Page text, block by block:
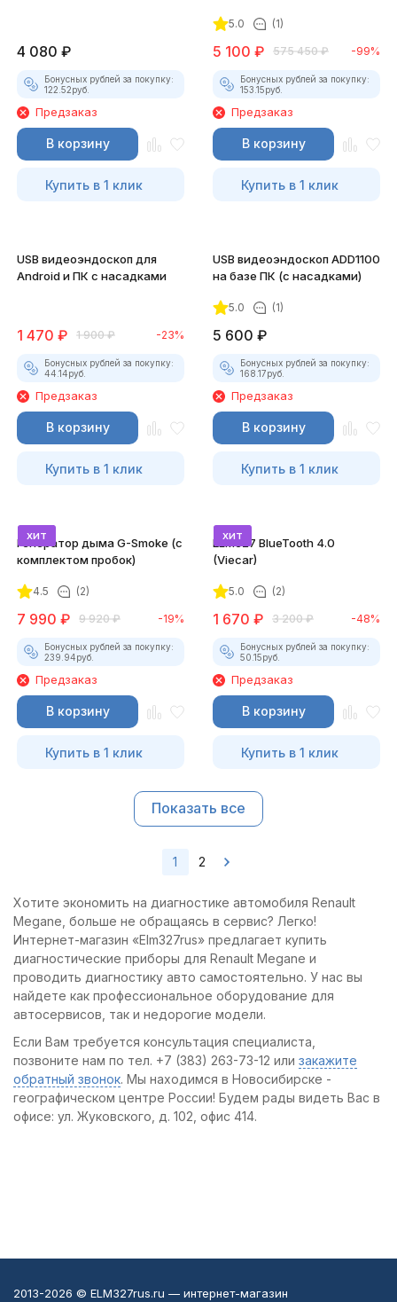
4 080 ₽
Бонусных рублей за покупку:
122.52руб.
Предзаказ
В корзину
Купить в 1 клик
5.0 (1)
5 100 ₽ 575 450 ₽ -99%
Бонусных рублей за покупку:
153.15руб.
Предзаказ
В корзину
Купить в 1 клик
USB видеоэндоскоп для
Android и ПК с насадками
1 470 ₽ 1 900 ₽ -23%
Бонусных рублей за покупку:
44.14руб.
Предзаказ
В корзину
Купить в 1 клик
USB видеоэндоскоп ADD1100
на базе ПК (с насадками)
5.0 (1)
5 600 ₽
Бонусных рублей за покупку:
168.17руб.
Предзаказ
В корзину
Купить в 1 клик
хит
Генератор дыма G-Smoke (c
комплектом пробок)
4.5 (2)
7 990 ₽ 9 920 ₽ -19%
Бонусных рублей за покупку:
239.94руб.
Предзаказ
В корзину
Купить в 1 клик
хит
ELM327 BlueTooth 4.0
(Viecar)
5.0 (2)
1 670 ₽ 3 200 ₽ -48%
Бонусных рублей за покупку:
50.15руб.
Предзаказ
В корзину
Купить в 1 клик
Показать все
1 2
Хотите экономить на диагностике автомобиля Renault
Megane, больше не обращаясь в сервис? Легко!
Интернет-магазин «Elm327rus» предлагает купить
диагностические приборы для Renault Megane и
проводить диагностику авто самостоятельно. У нас вы
найдете как профессиональное оборудование для
автосервисов, так и недорогие модели.
Если Вам требуется консультация специалиста,
позвоните нам по тел. +7 (383) 263-73-12 или закажите
обратный звонок. Мы находимся в Новосибирске -
географическом центре России! Будем рады видеть Вас в
офисе: ул. Жуковского, д. 102, офис 414.
2013-2026 © ELM327rus.ru — интернет-магазин